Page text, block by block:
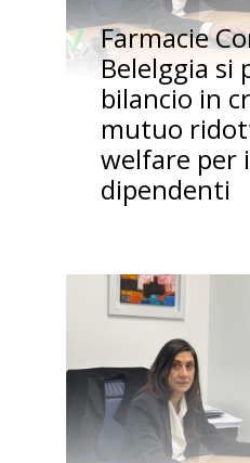
Farmacie
Belelggia si
bilancio in
mutuo
welfare per i
dipendenti